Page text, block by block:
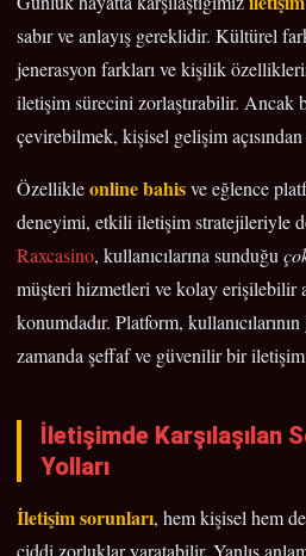
sabır ve anlayış gereklidir. Kültürel
jenerasyon farkları ve kişilik
iletişim sürecini zorlaştırabilir. Ancak
çevirebilmek, kişisel gelişim
Özellikleonline bahisve eğlence
deneyimi, etkili iletişim stratejileriyle
Raxcasino, kullanıcılarına sunduğu
müşteri hizmetleri ve kolay erişilebilir
konumdadır. Platform,
zamanda şeffaf ve güvenilir bir iletişim
İletişimde Karşılaşılan
Yolları
İletişim sorunları, hem kişisel hem